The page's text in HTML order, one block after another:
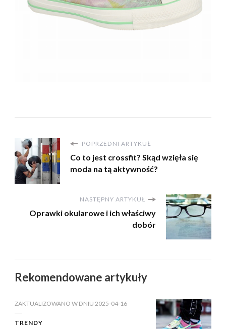
POPRZEDNI ARTYKUŁ
Co to jest crossfit? Skąd wzięła się
moda na tą aktywność?
NASTĘPNY ARTYKUŁ
Oprawki okularowe i ich właściwy
dobór
Rekomendowane artykuły
ZAKTUALIZOWANO W DNIU 2025-04-16
TRENDY